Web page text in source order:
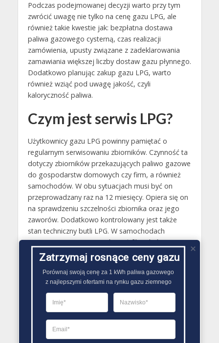
Podczas podejmowanej decyzji warto przy tym
zwrócić uwagę nie tylko na cenę gazu LPG, ale
również takie kwestie jak: bezpłatna dostawa
paliwa gazowego cysterną, czas realizacji
zamówienia, upusty związane z zadeklarowania
zamawiania większej liczby dostaw gazu płynnego.
Dodatkowo planując zakup gazu LPG, warto
również wziąć pod uwagę jakość, czyli
kaloryczność paliwa.
Czym jest serwis LPG?
Użytkownicy gazu LPG powinny pamiętać o
regularnym serwisowaniu zbiorników. Czynność ta
dotyczy zbiorników przekazujących paliwo gazowe
do gospodarstw domowych czy firm, a również
samochodów. W obu sytuacjach musi być on
przeprowadzany raz na 12 miesięcy. Opiera się on
na sprawdzeniu szczelności zbiornika oraz jego
zaworów. Dodatkowo kontrolowany jest także
stan techniczny butli LPG. W samochodach
wymienia się natomiast również filtry, które są
częścią instalacji LPG..
PORÓWNYWARKA OFERT GAZU
Zatrzymaj rosnące ceny gazu
Porównaj swoją cenę za 1 kWh paliwa gazowego
z najlepszymi ofertami na rynku gazu ziemnego